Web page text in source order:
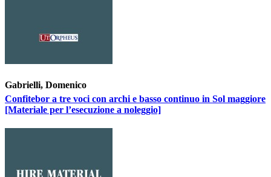
Gabrielli, Domenico
Confitebor a tre voci con archi e basso continuo in Sol maggiore
[Materiale per l’esecuzione a noleggio]